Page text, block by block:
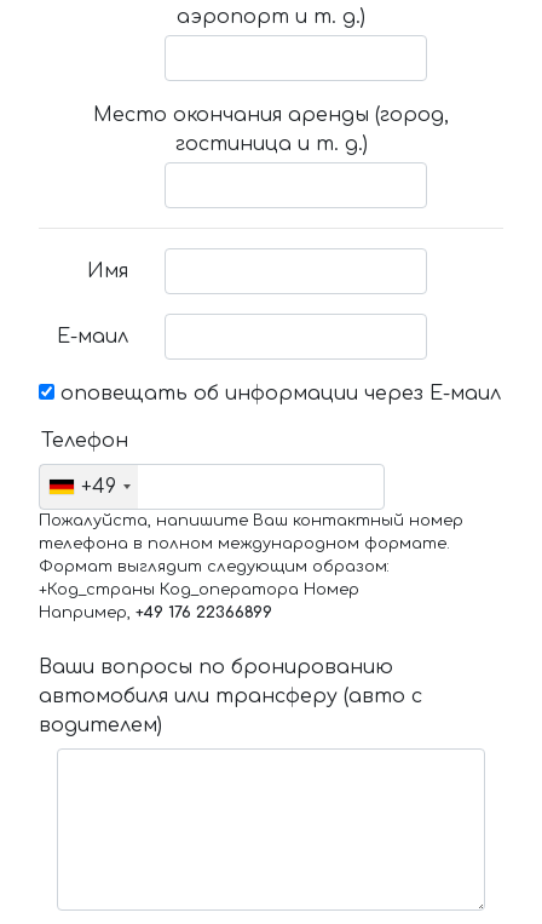
аэропорт и т. д.)
Место окончания аренды (город,
гостиница и т. д.)
Имя
Е-маил
оповещать об информации через Е-маил
Телефон
+49
Пожалуйста, напишите Ваш контактный номер
телефона в полном международном формате.
Формат выглядит следующим образом:
+Код_страны Код_оператора Номер
Например, +49 176 22366899
Ваши вопросы по бронированию
автомобиля или трансферу (авто с
водителем)